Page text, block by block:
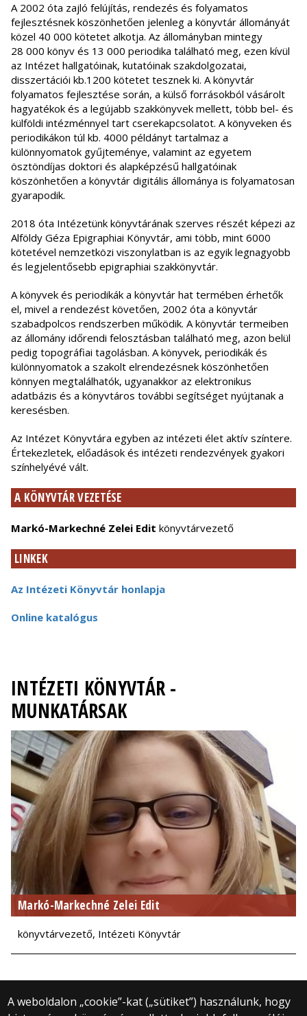
A 2002 óta zajló felújítás, rendezés és folyamatos
fejlesztésnek köszönhetően jelenleg a könyvtár állományát
közel 40 000 kötetet alkotja. Az állományban mintegy
28 000 könyv és 13 000 periodika található meg, ezen kívül
az Intézet hallgatóinak, kutatóinak szakdolgozatai,
disszertációi kb.1200 kötetet tesznek ki. A könyvtár
folyamatos fejlesztése során, a külső forrásokból vásárolt
hagyatékok és a legújabb szakkönyvek mellett, több bel- és
külföldi intézménnyel tart cserekapcsolatot. A könyveken és
periodikákon túl kb. 4000 példányt tartalmaz a
különnyomatok gyűjteménye, valamint az egyetem
ösztöndíjas doktori és alapképzésű hallgatóinak
köszönhetően a könyvtár digitális állománya is folyamatosan
gyarapodik.
2018 óta Intézetünk könyvtárának szerves részét képezi az
Alföldy Géza Epigraphiai Könyvtár, ami több, mint 6000
kötetével nemzetközi viszonylatban is az egyik legnagyobb
és legjelentősebb epigraphiai szakkönyvtár.
A könyvek és periodikák a könyvtár hat termében érhetők
el, mivel a rendezést követően, 2002 óta a könyvtár
szabadpolcos rendszerben működik. A könyvtár termeiben
az állomány időrendi felosztásban található meg, azon belül
pedig topográfiai tagolásban. A könyvek, periodikák és
különnyomatok a szakolt elrendezésnek köszönhetően
könnyen megtalálhatók, ugyanakkor az elektronikus
adatbázis és a könyvtáros további segítséget nyújtanak a
keresésben.
Az Intézet Könyvtára egyben az intézeti élet aktív színtere.
Értekezletek, előadások és intézeti rendezvények gyakori
színhelyévé vált.
A KÖNYVTÁR VEZETÉSE
Markó-Markechné Zelei Edit könyvtárvezető
LINKEK
Az Intézeti Könyvtár honlapja
Online katalógus
INTÉZETI KÖNYVTÁR -
MUNKATÁRSAK
Markó-Markechné Zelei Edit
könyvtárvezető, Intézeti Könyvtár
A weboldalon „cookie”-kat („sütiket”) használunk, hogy